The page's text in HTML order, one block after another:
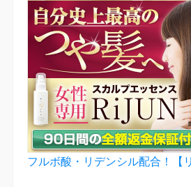
フルボ酸・リデンシル配合！【